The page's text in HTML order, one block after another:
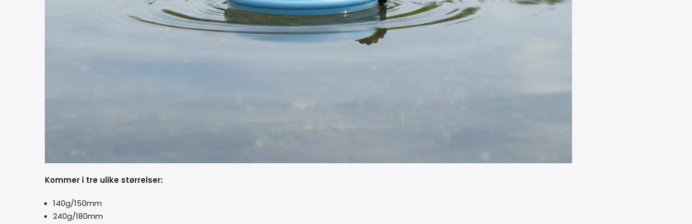
Kommer i tre ulike størrelser:
140g/150mm
240g/180mm